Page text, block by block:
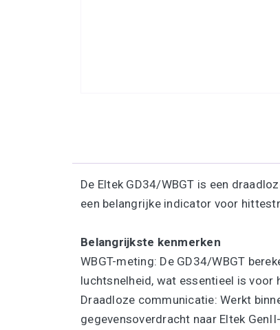
De Eltek GD34/WBGT is een
een belangrijke indicator voor
Belangrijkste kenmerken
WBGT-meting: De GD34/WBGT
luchtsnelheid, wat essentieel is
Draadloze communicatie: Werkt
gegevensoverdracht naar Eltek